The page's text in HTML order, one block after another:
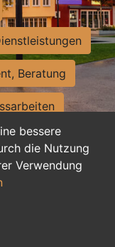
bessere
die Nutzung
Verwendung
Beratung